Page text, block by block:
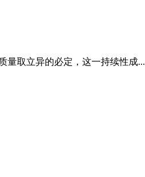
量取立异的必定，这一持续性成...